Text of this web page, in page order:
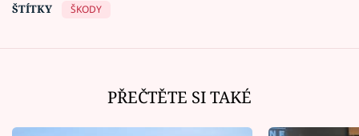
ŠTÍTKY
ŠKODY
PŘEČTĚTE SI TAKÉ